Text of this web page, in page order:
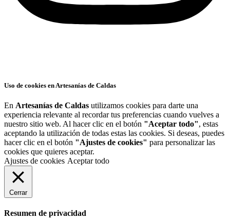
Uso de cookies en Artesanías de Caldas
En Artesanías de Caldas utilizamos cookies para darte una
experiencia relevante al recordar tus preferencias cuando vuelves a
nuestro sitio web. Al hacer clic en el botón "Aceptar todo", estas
aceptando la utilización de todas estas las cookies. Si deseas, puedes
hacer clic en el botón "Ajustes de cookies" para personalizar las
cookies que quieres aceptar.
Ajustes de cookies Aceptar todo
Cerrar
Resumen de privacidad